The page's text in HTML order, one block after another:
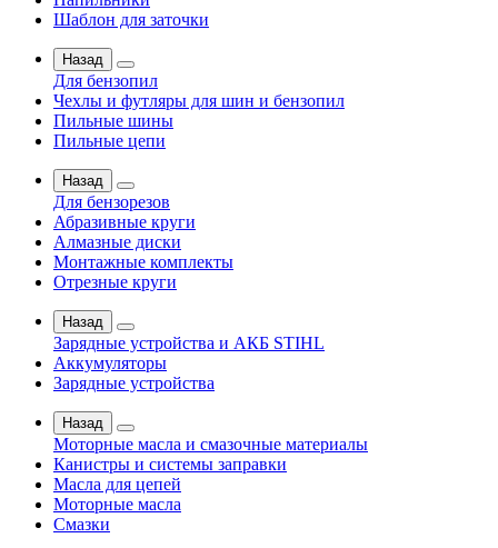
Шаблон для заточки
Назад
Для бензопил
Чехлы и футляры для шин и бензопил
Пильные шины
Пильные цепи
Назад
Для бензорезов
Абразивные круги
Алмазные диски
Монтажные комплекты
Отрезные круги
Назад
Зарядные устройства и АКБ STIHL
Аккумуляторы
Зарядные устройства
Назад
Моторные масла и смазочные материалы
Канистры и системы заправки
Масла для цепей
Моторные масла
Смазки